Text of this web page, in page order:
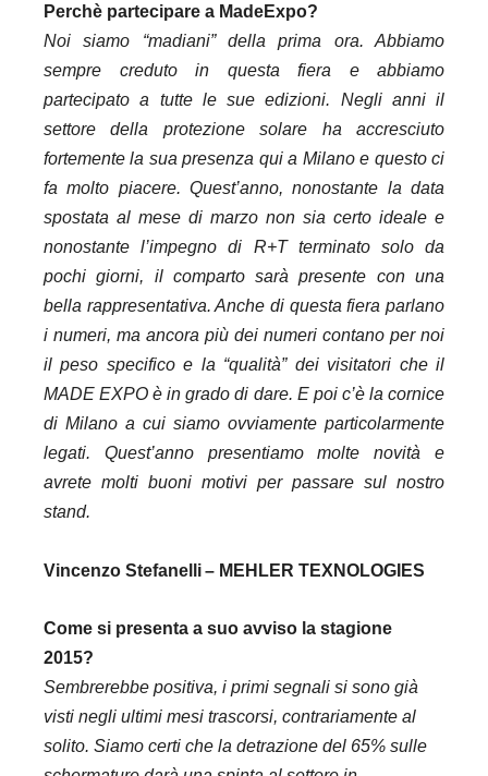
Perchè partecipare a MadeExpo?
Noi siamo “madiani” della prima ora. Abbiamo
sempre creduto in questa fiera e abbiamo
partecipato a tutte le sue edizioni. Negli anni il
settore della protezione solare ha accresciuto
fortemente la sua presenza qui a Milano e questo ci
fa molto piacere. Quest’anno, nonostante la data
spostata al mese di marzo non sia certo ideale e
nonostante l’impegno di R+T terminato solo da
pochi giorni, il comparto sarà presente con una
bella rappresentativa. Anche di questa fiera parlano
i numeri, ma ancora più dei numeri contano per noi
il peso specifico e la “qualità” dei visitatori che il
MADE EXPO è in grado di dare. E poi c’è la cornice
di Milano a cui siamo ovviamente particolarmente
legati. Quest’anno presentiamo molte novità e
avrete molti buoni motivi per passare sul nostro
stand.
Vincenzo Stefanelli– MEHLER TEXNOLOGIES
Come si presenta a suo avviso la stagione
2015?
Sembrerebbe positiva, i primi segnali si sono già
visti negli ultimi mesi trascorsi, contrariamente al
solito. Siamo certi che la detrazione del 65% sulle